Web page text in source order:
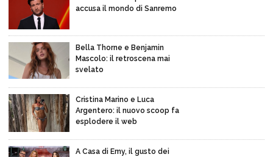
accusa il mondo di Sanremo
Bella Thorne e Benjamin
Mascolo: il retroscena mai
svelato
Cristina Marino e Luca
Argentero: il nuovo scoop fa
esplodere il web
A Casa di Emy, il gusto dei